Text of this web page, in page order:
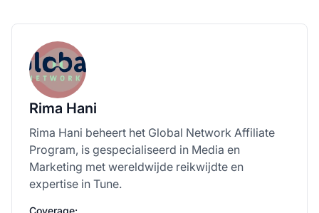
Rima Hani
Rima Hani beheert het Global Network Affiliate
Program, is gespecialiseerd in Media en
Marketing met wereldwijde reikwijdte en
expertise in Tune.
Coverage: